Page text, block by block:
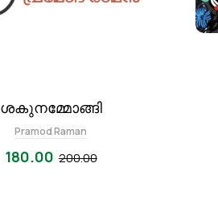
ശകുനമ്മോങ്ങി
Pramod Raman
200.00
180.00